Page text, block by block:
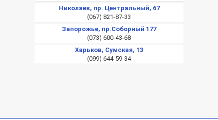
Николаев, пр. Центральный, 67
(067) 821-87-33
Запорожье, пр.Соборный 177
(073) 600-43-68
Харьков, Сумская, 13
(099) 644-59-34